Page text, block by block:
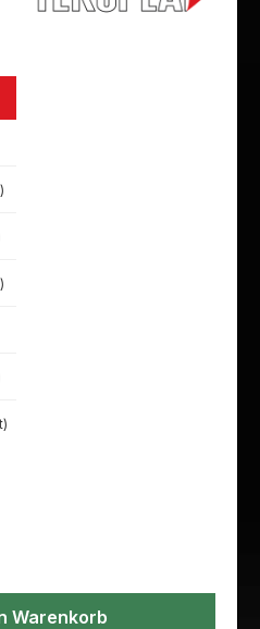
oder benutze die Schaltflächen
Warenkorb